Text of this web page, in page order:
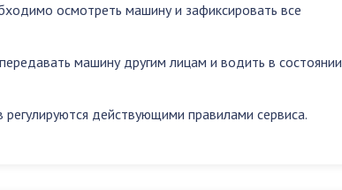
осмотреть машину и зафиксировать все
передавать машину другим лицам и водить в состоянии
действующими правилами сервиса.